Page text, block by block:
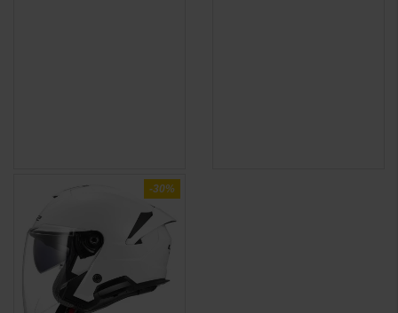
-30%